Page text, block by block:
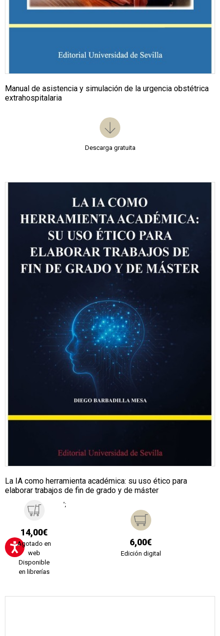
Manual de asistencia y simulación de la urgencia obstétrica
extrahospitalaria
Descarga gratuita
La IA como herramienta académica: su uso ético para
elaborar trabajos de fin de grado y de máster
14,00€
Agotado en
web
Disponible
en librerías
';
6,00€
Edición digital